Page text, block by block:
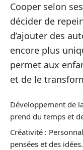
Cooper selon
décider de
d’ajouter des
encore plus
permet aux
et de le
Développement de
prend du temps et
Créativité :
pensées et des idées.